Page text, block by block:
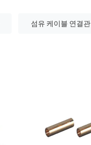
섬유 케이블 연결관